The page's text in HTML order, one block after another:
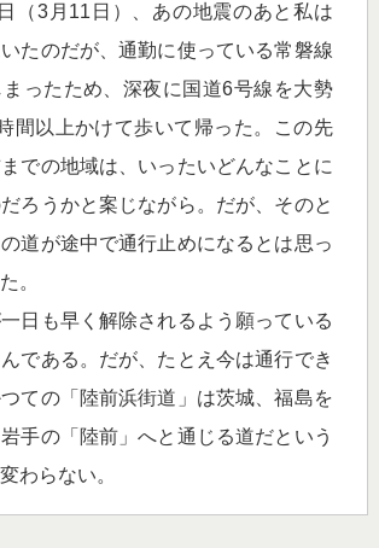
（3月11日）、あの地震のあと私は
たのだが、通勤に使っている常磐線
ったため、深夜に国道6号線を大勢
間以上かけて歩いて帰った。この先
での地域は、いったいどんなことに
ろうかと案じながら。だが、そのと
道が途中で通行止めになるとは思っ
。
日も早く解除されるよう願っている
である。だが、たとえ今は通行でき
ての「陸前浜街道」は茨城、福島を
手の「陸前」へと通じる道だという
わらない。